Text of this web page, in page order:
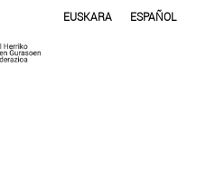
EUSKARA ESPAÑOL